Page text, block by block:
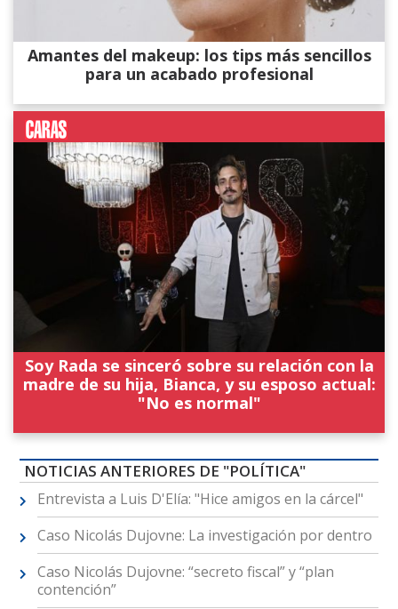
Amantes del makeup: los tips más sencillos
para un acabado profesional
Soy Rada se sinceró sobre su relación con la
madre de su hija, Bianca, y su esposo actual:
"No es normal"
NOTICIAS ANTERIORES DE "POLÍTICA"
Entrevista a Luis D'Elía: "Hice amigos en la cárcel"
Caso Nicolás Dujovne: La investigación por dentro
Caso Nicolás Dujovne: “secreto fiscal” y “plan
contención”